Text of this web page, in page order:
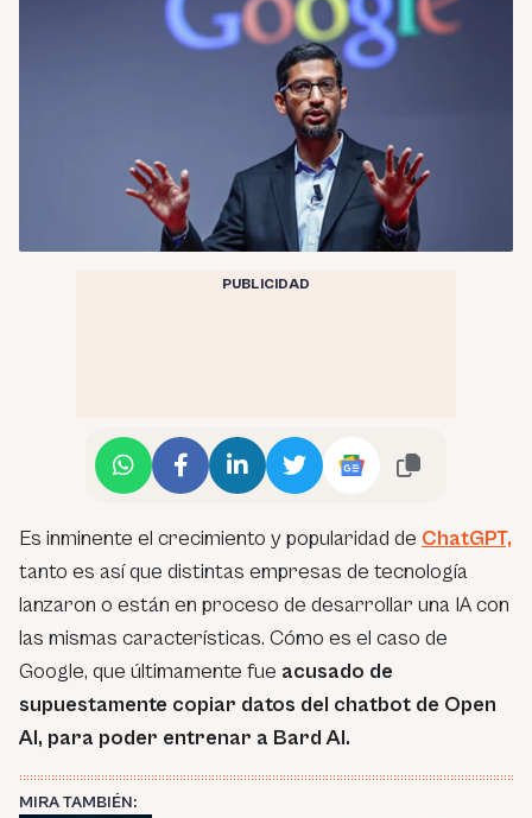
PUBLICIDAD
Es inminente el crecimiento y popularidad de ChatGPT,
tanto es así que distintas empresas de tecnología
lanzaron o están en proceso de desarrollar una IA con
las mismas características. Cómo es el caso de
Google, que últimamente fue acusado de
supuestamente copiar datos del chatbot de Open
AI, para poder entrenar a Bard AI.
MIRA TAMBIÉN: